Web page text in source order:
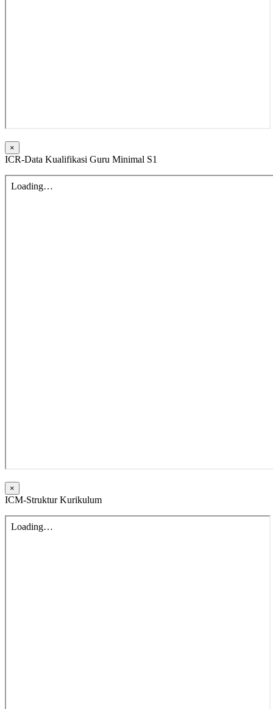
×
ICR-Data Kualifikasi Guru Minimal S1
×
ICM-Struktur Kurikulum